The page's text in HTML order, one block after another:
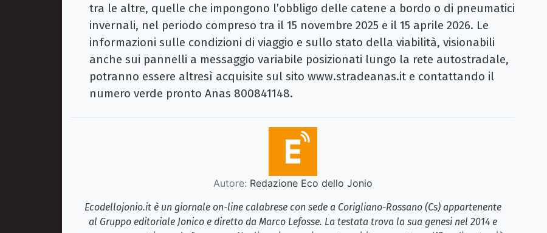
tra le altre, quelle che impongono l’obbligo delle catene a bordo o di pneumatici
invernali, nel periodo compreso tra il 15 novembre 2025 e il 15 aprile 2026. Le
informazioni sulle condizioni di viaggio e sullo stato della viabilità, visionabili
anche sui pannelli a messaggio variabile posizionati lungo la rete autostradale,
potranno essere altresì acquisite sul sito www.stradeanas.it e contattando il
numero verde pronto Anas 800841148.
Autore: Redazione Eco dello Jonio
Ecodellojonio.it è un giornale on-line calabrese con sede a Corigliano-Rossano (Cs) appartenente
al Gruppo editoriale Jonico e diretto da Marco Lefosse. La testata trova la sua genesi nel 2014 e